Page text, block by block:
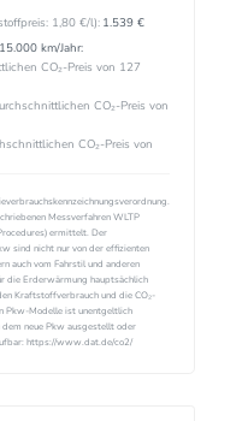
1,80€/l): 1.539 €
km/Jahr:
CO₂-Preis von 127
CO₂-Preis von
CO₂-Preis von
Messverfahren WLTP
ermittelt. Der
sind nicht nur von der effizienten
auch vom Fahrstil und anderen
die Erderwärmung hauptsächlich
Kraftstoffverbrauch und die CO₂-
Pkw-Modelle ist unentgeltlich
neue Pkw ausgestellt oder
https://www.dat.de/co2/